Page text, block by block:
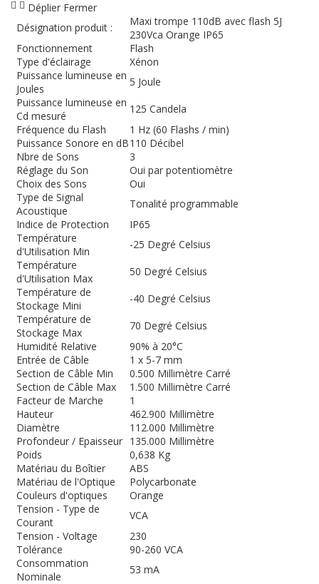
Déplier Fermer
Désignation produit :
Maxi trompe 110dB avec flash 5J
230Vca Orange IP65
Fonctionnement
Flash
Type d'éclairage
Xénon
Puissance lumineuse en
Joules
5 Joule
Puissance lumineuse en
Cd mesuré
125 Candela
Fréquence du Flash
1 Hz (60 Flashs / min)
Puissance Sonore en dB110 Décibel
Nbre de Sons
3
Réglage du Son
Oui par potentiomètre
Choix des Sons
Oui
Type de Signal
Acoustique
Tonalité programmable
Indice de Protection
IP65
Température
d'Utilisation Min
-25 Degré Celsius
Température
d'Utilisation Max
50 Degré Celsius
Température de
Stockage Mini
-40 Degré Celsius
Température de
Stockage Max
70 Degré Celsius
Humidité Relative
90% à 20°C
Entrée de Câble
1 x 5-7 mm
Section de Câble Min
0.500 Millimètre Carré
Section de Câble Max
1.500 Millimètre Carré
Facteur de Marche
1
Hauteur
462.900 Millimètre
Diamètre
112.000 Millimètre
Profondeur / Epaisseur 135.000 Millimètre
Poids
0,638 Kg
Matériau du Boîtier
ABS
Matériau de l'Optique
Polycarbonate
Couleurs d'optiques
Orange
Tension - Type de
Courant
VCA
Tension - Voltage
230
Tolérance
90-260 VCA
Consommation
Nominale
53 mA